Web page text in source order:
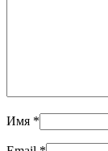
Имя *